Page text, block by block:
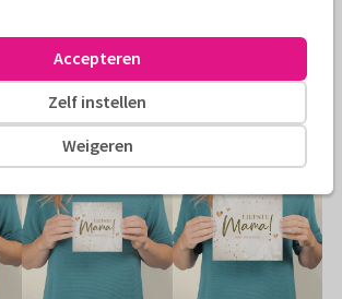
Achterop de kaart
Weigeren
Zelf instellen
Accepteren